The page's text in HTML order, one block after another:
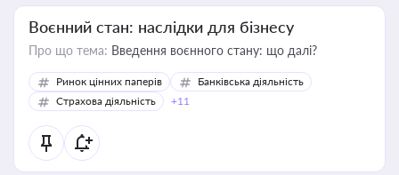
Воєнний стан: наслідки для бізнесу
Про що тема: Введення воєнного стану: що далі?
Ринок цінних паперів
Банківська діяльність
Страхова діяльність
+11